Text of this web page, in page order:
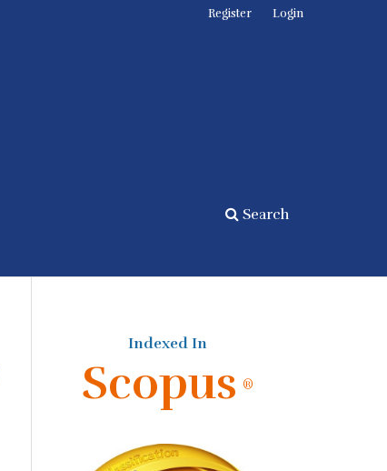
Search
Register Login
Indexed In
Scopus ®